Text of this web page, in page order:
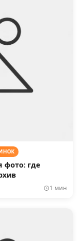
фото: где
1 мин